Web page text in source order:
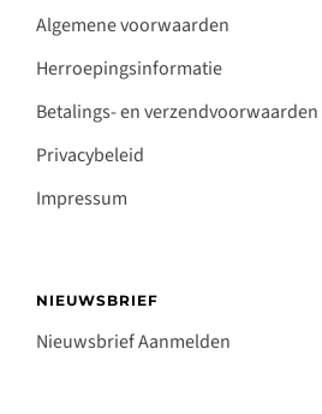
Algemene voorwaarden
Herroepingsinformatie
Betalings- en verzendvoorwaarden
Privacybeleid
Impressum
NIEUWSBRIEF
Nieuwsbrief Aanmelden